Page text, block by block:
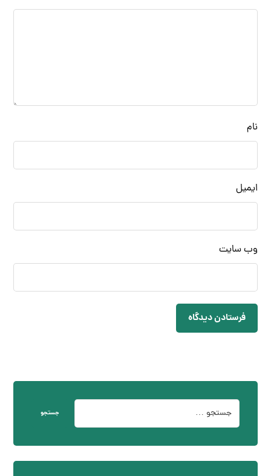
نام
ایمیل
وب‌ سایت
فرستادن دیدگاه
جستجو